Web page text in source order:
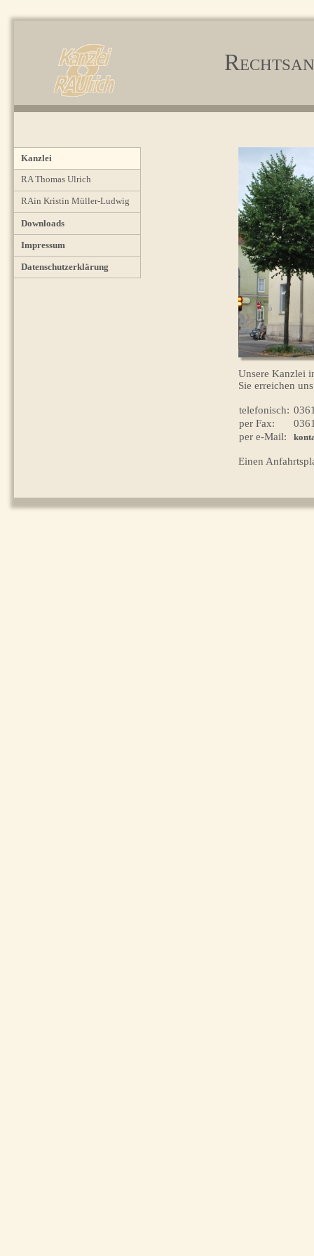
Kanzlei
RA Thomas Ulrich
RAin Kristin Müller-Ludwig
Downloads
Impressum
Datenschutzerklärung
Unsere Kanzlei
Sie erreichen uns
telefonisch:
per Fax:
per e-Mail:
Einen